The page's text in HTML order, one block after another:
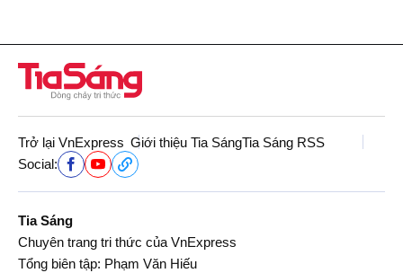
Trở lại VnExpress Giới thiệu Tia SángTia Sáng RSS
Social:
Tia Sáng
Chuyên trang tri thức của VnExpress
Tổng biên tập: Phạm Văn Hiếu